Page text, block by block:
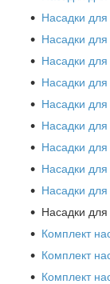
Насадки
Насадки
Насадки
Насадки
Насадки
Насадки
Насадки
Насадки
Насадки
Насадки
Комплект
Комплект
Комплект